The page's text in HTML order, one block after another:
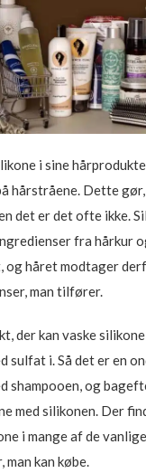
i sine
hårstråene. Dette
det er det ofte ikke.
fra hårkur
håret modtager
man tilfører.
der kan vaske
sulfat i. Så det er en
shampooen, og
med silikonen. Der
i mange af de vanlige
kan købe.